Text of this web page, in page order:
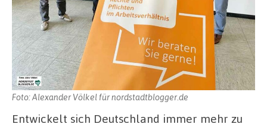
Foto: Alexander Völkel für nordstadtblogger.de
Entwickelt sich Deutschland immer mehr zu